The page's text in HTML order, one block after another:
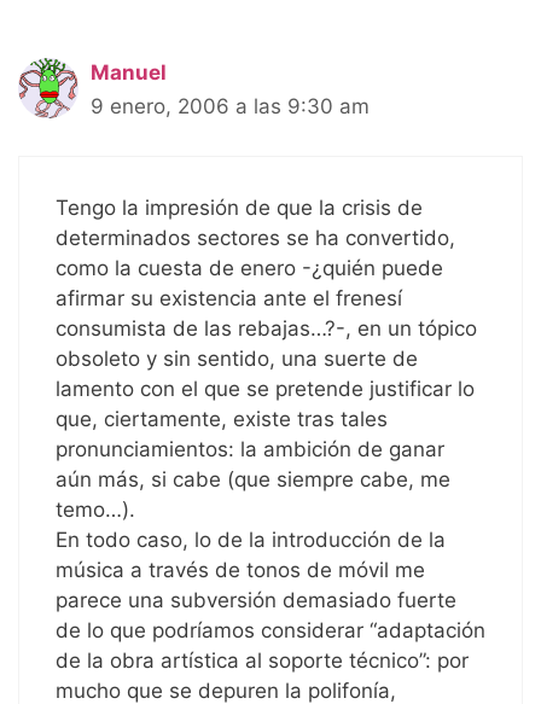
Manuel
9 enero, 2006 a las 9:30 am
Tengo la impresión de que la crisis de
determinados sectores se ha convertido,
como la cuesta de enero -¿quién puede
afirmar su existencia ante el frenesí
consumista de las rebajas…?-, en un tópico
obsoleto y sin sentido, una suerte de
lamento con el que se pretende justificar lo
que, ciertamente, existe tras tales
pronunciamientos: la ambición de ganar
aún más, si cabe (que siempre cabe, me
temo…).
En todo caso, lo de la introducción de la
música a través de tonos de móvil me
parece una subversión demasiado fuerte
de lo que podríamos considerar “adaptación
de la obra artística al soporte técnico”: por
mucho que se depuren la polifonía,